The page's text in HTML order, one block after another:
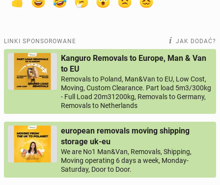
LINKI SPONSOROWANE JAK DODAĆ?
Kanguro Removals to Europe, Man & Van
to EU
Removals to Poland, Man&Van to EU, Low Cost,
Moving, Custom Clearance. Part load 5m3/300kg
- Full Load 20m31200kg, Removals to Germany,
Removals to Netherlands
european removals moving shipping
storage uk-eu
We are No1 Man&Van, Removals, Shipping,
Moving operating 6 days a week, Monday-
Saturday, Door to Door.